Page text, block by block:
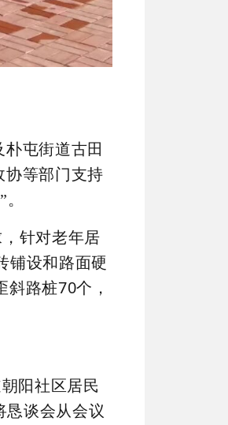
屯街道古田
协等部门支持
针对老年居
铺设和路面硬
路桩70个，
阳社区居民
恳谈会从会议